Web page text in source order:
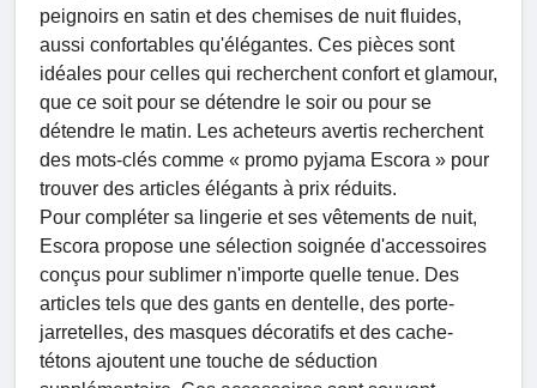
peignoirs en satin et des chemises de nuit fluides,
aussi confortables qu'élégantes. Ces pièces sont
idéales pour celles qui recherchent confort et glamour,
que ce soit pour se détendre le soir ou pour se
détendre le matin. Les acheteurs avertis recherchent
des mots-clés comme « promo pyjama Escora » pour
trouver des articles élégants à prix réduits.
Pour compléter sa lingerie et ses vêtements de nuit,
Escora propose une sélection soignée d'accessoires
conçus pour sublimer n'importe quelle tenue. Des
articles tels que des gants en dentelle, des porte-
jarretelles, des masques décoratifs et des cache-
tétons ajoutent une touche de séduction